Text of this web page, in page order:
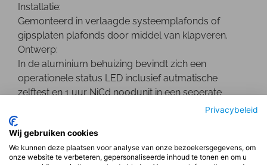
Privacybeleid
Wij gebruiken cookies
We kunnen deze plaatsen voor analyse van onze bezoekersgegevens, om
onze website te verbeteren, gepersonaliseerde inhoud te tonen en om u
Installatie:
Gemonteerd in verlaagde systeemplafonds of
gipsplaten plafonds door middel van klapveren.
Ontwerp:
In de aluminium behuizing bevindt zich een
operationele status LED inclusief autmatische
zelftest en 1 uur NiCd noodunit in een seperate
homogene licht output.
Type LED: COB